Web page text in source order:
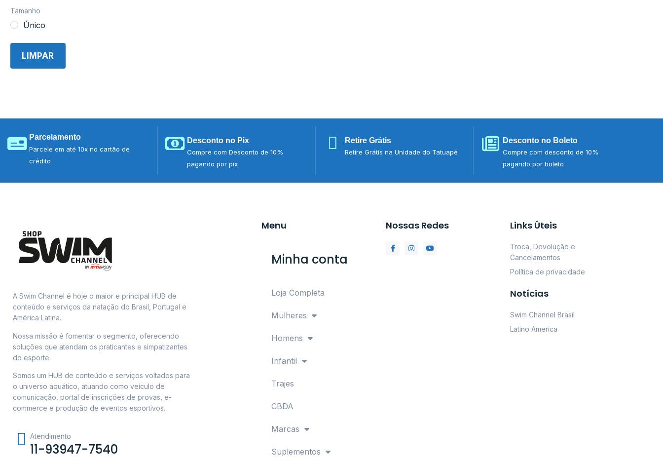
Tamanho
Único
LIMPAR
Parcelamento
Parcele em até 10x no cartão de
crédito
Desconto no Pix
Compre com Desconto de 10%
pagando por pix
Retire Grátis
Retire Grátis na Unidade do Tatuapé
Desconto no Boleto
Compre com desconto de 10%
pagando por boleto
A Swim Channel é hoje o maior e principal HUB de
conteúdo e serviços da natação do Brasil, Portugal e
América Latina.
Nossa missão é fomentar o segmento, oferecendo
soluções que atendam os praticantes e simpatizantes
do esporte.
Somos um HUB de conteúdo e serviços voltados para
o universo aquático, atuando como veículo de
comunicação, portal de inscrições de provas, e-
commerce e produção de eventos esportivos.
Atendimento
11-93947-7540
Menu
Minha conta
Loja Completa
Mulheres
Homens
Infantil
Trajes
CBDA
Marcas
Suplementos
Nossas Redes Links Úteis
Troca, Devolução e
Cancelamentos
Política de privacidade
Notícias
Swim Channel Brasil
Latino America